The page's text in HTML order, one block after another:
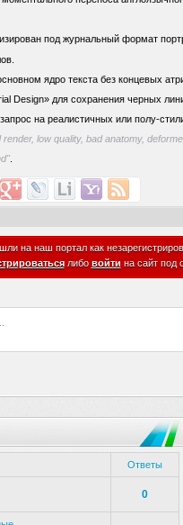
под журнальный формат
ядро текста без концевых
Design» для сохранения черных
на реалистичных или полу-
render, low quality, bad anatomy,
на наш портал как
либо войти на сайт под
Ответы
0